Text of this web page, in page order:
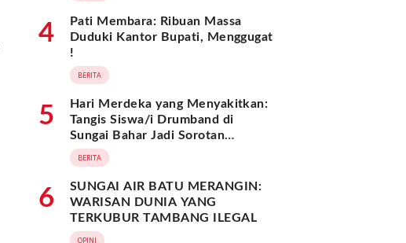
4
Pati Membara: Ribuan Massa
Duduki Kantor Bupati, Menggugat
!
BERITA
5
Hari Merdeka yang Menyakitkan:
Tangis Siswa/i Drumband di
Sungai Bahar Jadi Sorotan
Nasional
BERITA
6
SUNGAI AIR BATU MERANGIN:
WARISAN DUNIA YANG
TERKUBUR TAMBANG ILEGAL
OPINI